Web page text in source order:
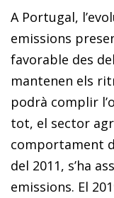
A Portugal,
emissions
favorable des
mantenen els
podrà complir
tot, el sector
comportament
del 2011, s’ha
emissions. El